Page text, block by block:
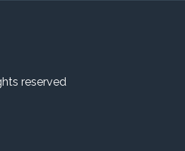
reserved